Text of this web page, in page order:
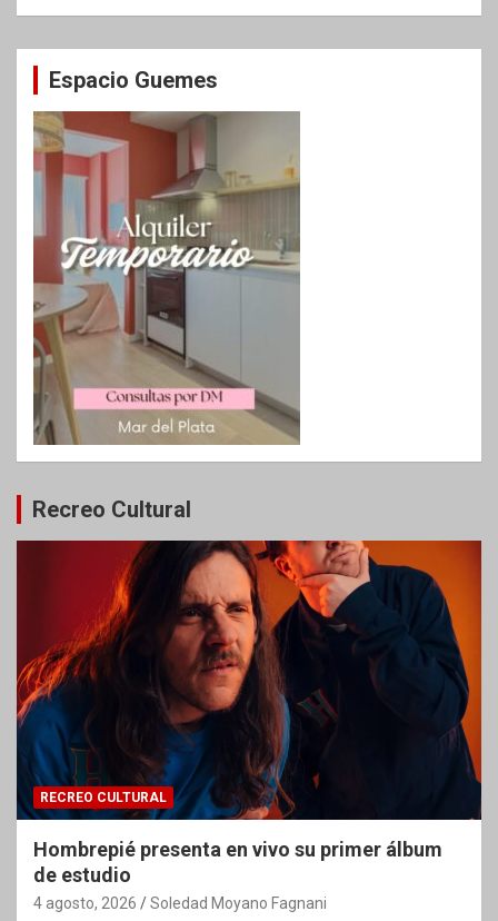
Espacio Guemes
Recreo Cultural
RECREO CULTURAL
Hombrepié presenta en vivo su primer álbum
de estudio
4 agosto, 2026 Soledad Moyano Fagnani